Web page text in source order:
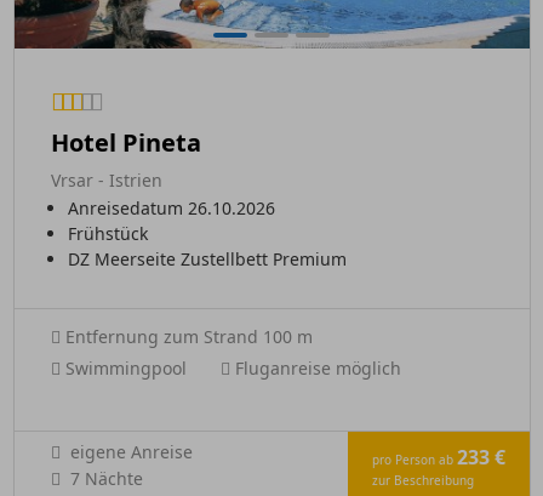
Hotel Pineta
Vrsar - Istrien
Anreisedatum 26.10.2026
Frühstück
DZ Meerseite Zustellbett Premium
Entfernung zum Strand 100 m
Swimmingpool
Fluganreise möglich
eigene Anreise
7 Nächte
pro Person ab 233 €
zur Beschreibung